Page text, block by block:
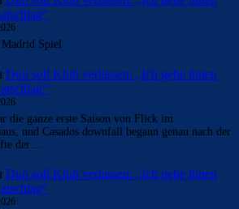
Spiel
Duo soll Klub verlassen: „Ich gebe ihnen
die ganze erste Saison von Flick im
und Casados downfall begann genau nach der
der…
Duo soll Klub verlassen: „Ich gebe ihnen